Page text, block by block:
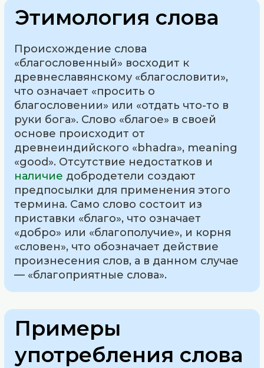
Этимология слова
Происхождение слова
«благословенный» восходит к
древнеславянскому «благословити»,
что означает «просить о
благословении» или «отдать что-то в
руки бога». Слово «благое» в своей
основе происходит от
древнеиндийского «bhadra», meaning
«good». Отсутствие недостатков и
наличие добродетели создают
предпосылки для применения этого
термина. Само слово состоит из
приставки «благо», что означает
«добро» или «благополучие», и корня
«словен», что обозначает действие
произнесения слов, а в данном случае
— «благоприятные слова».
Примеры
употребления слова